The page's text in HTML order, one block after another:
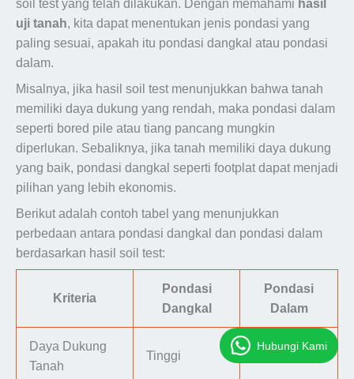
soil test yang telah dilakukan. Dengan memahami hasil
uji tanah, kita dapat menentukan jenis pondasi yang
paling sesuai, apakah itu pondasi dangkal atau pondasi
dalam.
Misalnya, jika hasil soil test menunjukkan bahwa tanah
memiliki daya dukung yang rendah, maka pondasi dalam
seperti bored pile atau tiang pancang mungkin
diperlukan. Sebaliknya, jika tanah memiliki daya dukung
yang baik, pondasi dangkal seperti footplat dapat menjadi
pilihan yang lebih ekonomis.
Berikut adalah contoh tabel yang menunjukkan
perbedaan antara pondasi dangkal dan pondasi dalam
berdasarkan hasil soil test:
Kriteria
Pondasi
Dangkal
Pondasi
Dalam
Daya Dukung
Tanah
Tinggi Rendah
Hubungi Kami